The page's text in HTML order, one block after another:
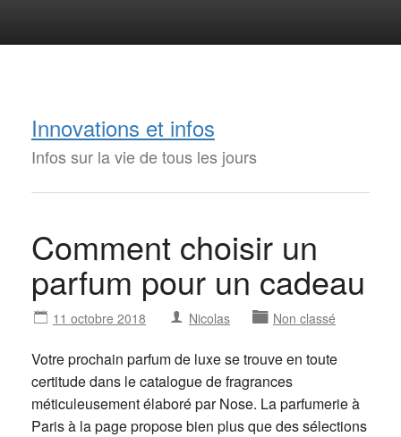
Innovations et infos
Infos sur la vie de tous les jours
Comment choisir un
parfum pour un cadeau
11 octobre 2018 Nicolas Non classé
Votre prochain parfum de luxe se trouve en toute
certitude dans le catalogue de fragrances
méticuleusement élaboré par Nose. La parfumerie à
Paris à la page propose bien plus que des sélections